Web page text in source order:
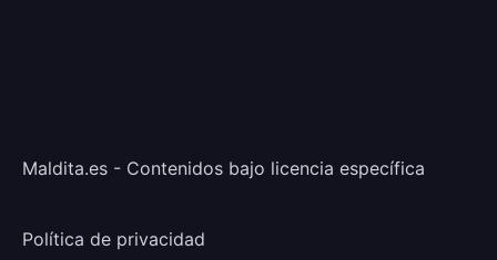
Maldita.es - Contenidos bajo licencia específica
Política de privacidad